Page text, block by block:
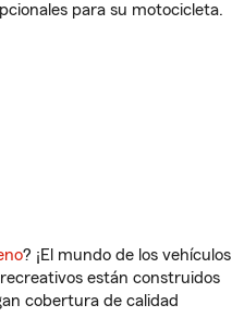
para su motocicleta.
? ¡El mundo de los vehículos
están construidos
cobertura de calidad